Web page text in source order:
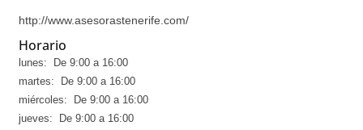
http://www.asesorastenerife.com/
Horario
lunes: De 9:00 a 16:00
martes: De 9:00 a 16:00
miércoles: De 9:00 a 16:00
jueves: De 9:00 a 16:00